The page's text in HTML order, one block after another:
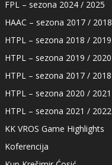
FPL – sezona 2024 / 2025
HAAC – sezona 2017 / 2018
HTPL – sezona 2018 / 2019
HTPL – sezona 2019 / 2020
HTPL – sezona 2017 / 2018
HTPL – sezona 2020 / 2021
HTPL – sezona 2021 / 2022
KK VROS Game Highlights
Koferencija